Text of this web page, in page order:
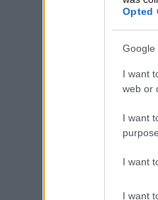
Opted
Google
I want
web or
I want
I want
I want